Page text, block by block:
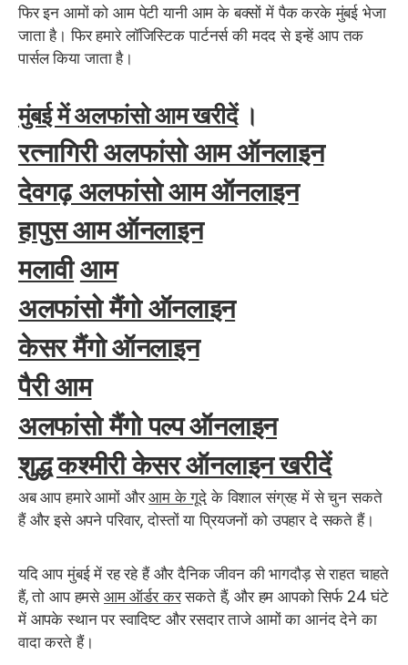
फिर इन आमों को आम पेटी यानी आम के बक्सों में पैक करके मुंबई भेजा
जाता है। फिर हमारे लॉजिस्टिक पार्टनर्स की मदद से इन्हें आप तक
पार्सल किया जाता है।
मुंबई में अलफांसो आम खरीदें ।
रत्नागिरी अलफांसो आम ऑनलाइन
देवगढ़ अलफांसो आम ऑनलाइन
हापुस आम ऑनलाइन
मलावीआम
अलफांसो मैंगो ऑनलाइन
केसर मैंगो ऑनलाइन
पैरी आम
अलफांसो मैंगो पल्प ऑनलाइन
शुद्ध कश्मीरी केसर ऑनलाइन खरीदें
अब आप हमारे आमों औरआम के गूदेके विशाल संग्रह में से चुन सकते
हैं और इसे अपने परिवार, दोस्तों या प्रियजनों को उपहार दे सकते हैं।
यदि आप मुंबई में रह रहे हैं और दैनिक जीवन की भागदौड़ से राहत चाहते
हैं, तो आप हमसेआम ऑर्डर करसकते हैं, और हम आपको सिर्फ 24 घंटे
में आपके स्थान पर स्वादिष्ट और रसदार ताजे आमों का आनंद देने का
वादा करते हैं।